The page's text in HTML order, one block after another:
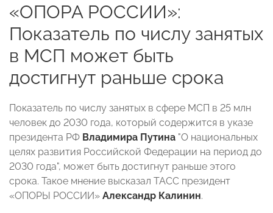
«ОПОРА РОССИИ»:
Показатель по числу занятых
в МСП может быть
достигнут раньше срока
Показатель по числу занятых в сфере МСП в 25 млн
человек до 2030 года, который содержится в указе
президента РФ Владимира Путина "О национальных
целях развития Российской Федерации на период до
2030 года", может быть достигнут раньше этого
срока. Такое мнение высказал ТАСС президент
«ОПОРЫ РОССИИ» Александр Калинин.